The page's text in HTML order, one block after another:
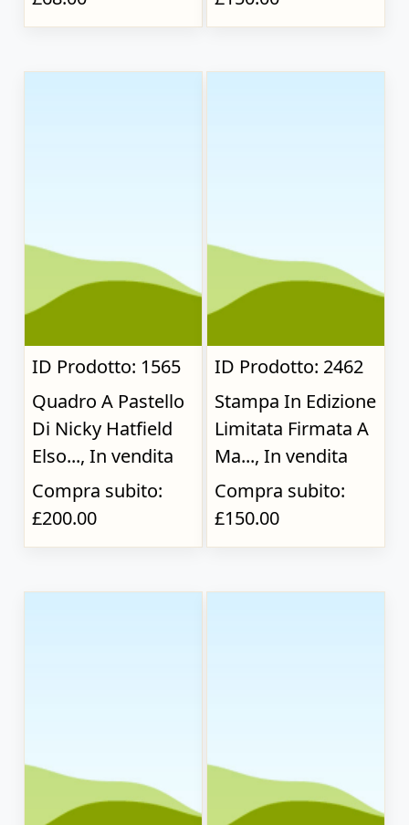
ID Prodotto: 1565
Quadro A Pastello
Di Nicky Hatfield
Elso..., In vendita
Compra subito:
£200.00
ID Prodotto: 2462
Stampa In Edizione
Limitata Firmata A
Ma..., In vendita
Compra subito:
£150.00